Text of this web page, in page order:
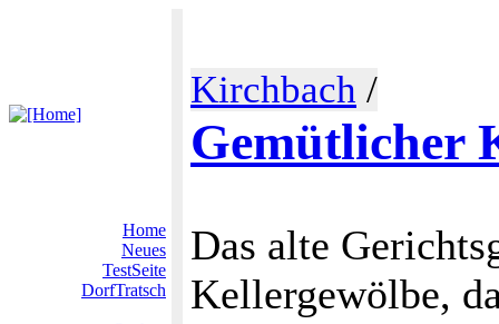
Kirchbach /
Gemütlicher
Home
Neues
TestSeite
DorfTratsch
Das alte
Kellergewölbe,